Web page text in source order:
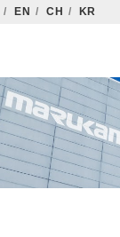
EN CH KR